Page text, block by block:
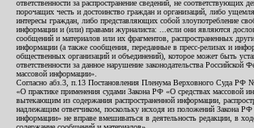
ответственности за распространение сведений, не соответствующих
порочащих честь и достоинство граждан и организаций, либо
интересы граждан, либо представляющих собой злоупотребление
информации и (или) правами журналиста: ...если они являются
сообщений и материалов или их фрагментов, распространенных
информации (а также сообщения, переданные в пресс-релизах и
общественных организаций и объединений), которое может быть
ответственности за данное нарушение законодательства Российской
массовой информации».
Согласно абз.3, п.13 Постановления Пленума Верховного Суда РФ
«О практике применения судами Закона РФ «О средствах массовой
вытекающим из содержания распространенной информации,
надлежащим ответчиком, поскольку исходя из положений Закона РФ
информации» не вправе вмешиваться в деятельность редакции, в